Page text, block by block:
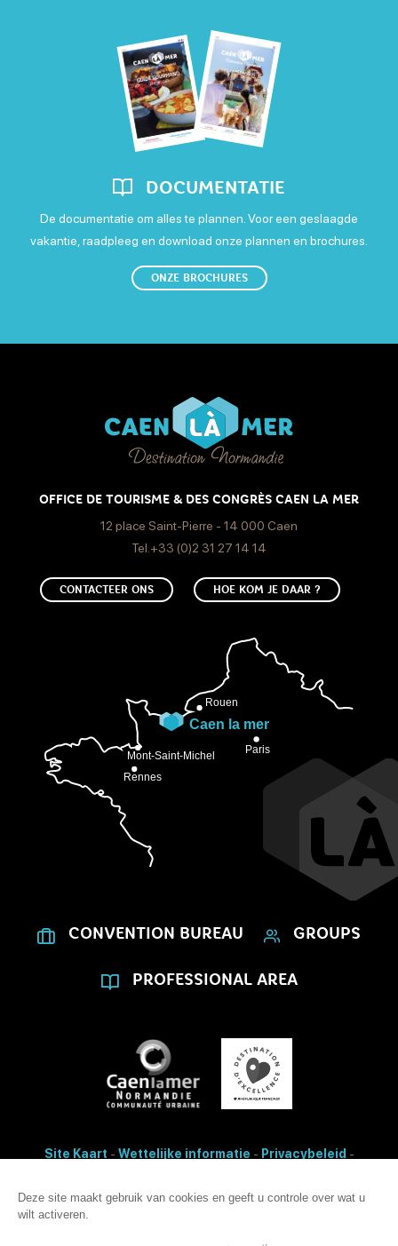
Deze site maakt gebruik van cookies en geeft u controle over wat u
wilt activeren.
DOCUMENTATIE
De documentatie om alles te plannen. Voor een geslaagde
vakantie, raadpleeg en download onze plannen en brochures.
ONZE BROCHURES
OFFICE DE TOURISME & DES CONGRÈS CAEN LA MER
12 place Saint-Pierre - 14 000 Caen
Tel.+33 (0)2 31 27 14 14
CONTACTEER ONS HOE KOM JE DAAR ?
CONVENTION BUREAU GROUPS
PROFESSIONAL AREA
Site Kaart - Wettelijke informatie - Privacybeleid -
Toegankelijkheid: non-conformiteit
Deze site is beveiligd met reCAPTCHA. Het